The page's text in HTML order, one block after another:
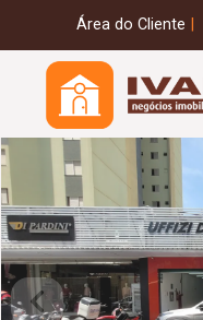
Área do Cliente